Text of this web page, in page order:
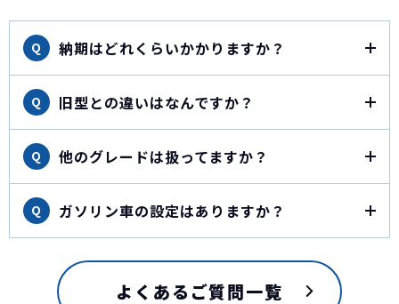
Q 納期はどれくらいかかりますか？
Q 旧型との違いはなんですか？
Q 他のグレードは扱ってますか？
Q ガソリン車の設定はありますか？
よくあるご質問一覧